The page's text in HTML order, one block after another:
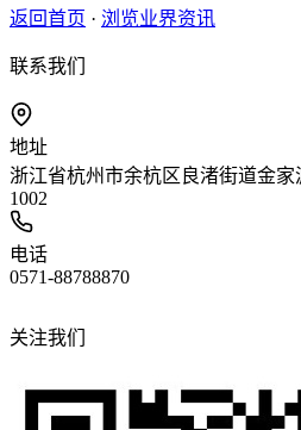
返回首页 · 浏览业界资讯
联系我们
地址
浙江省杭州市余杭区良渚街道金
1002
电话
0571-88788870
关注我们